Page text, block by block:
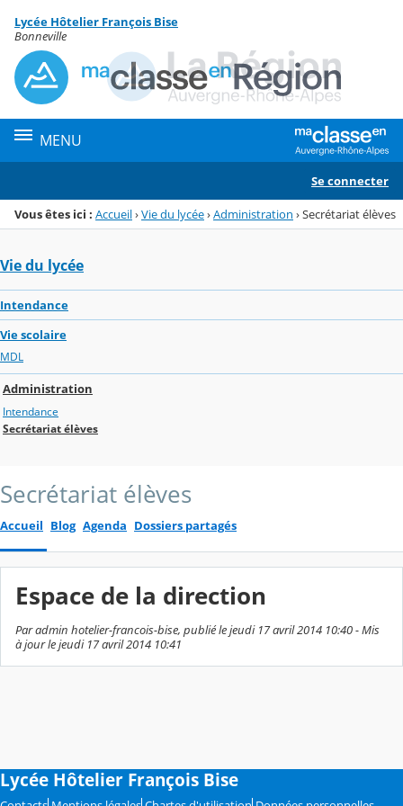
Menu de la rubrique
Contenu
Lycée Hôtelier François Bise
Bonneville
MENU
Se connecter
Vous êtes ici : Accueil›Vie du lycée›Administration ›Secrétariat élèves
Vie du lycée
Intendance
Vie scolaire
MDL
Administration
Intendance
Secrétariat élèves
Secrétariat élèves
Accueil Blog Agenda Dossiers partagés
Espace de la direction
Par admin hotelier-francois-bise, publié le jeudi 17 avril 2014 10:40 - Mis
à jour le jeudi 17 avril 2014 10:41
Lycée Hôtelier François Bise